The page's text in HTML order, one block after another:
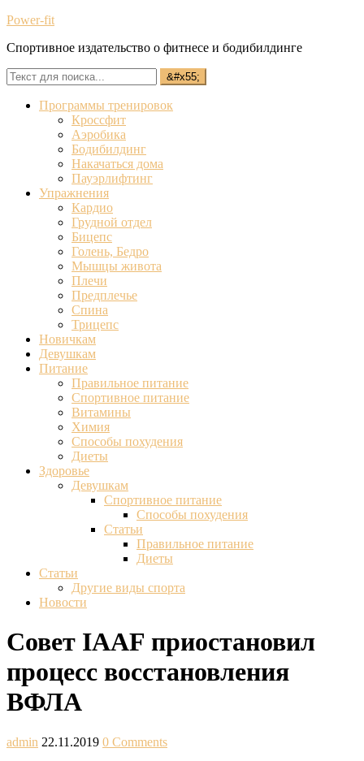
Power-fit
Спортивное издательство о фитнесе и бодибилдинге
Программы тренировок
Кроссфит
Аэробика
Бодибилдинг
Накачаться дома
Пауэрлифтинг
Упражнения
Кардио
Грудной отдел
Бицепс
Голень, Бедро
Мышцы живота
Плечи
Предплечье
Спина
Трицепс
Новичкам
Девушкам
Питание
Правильное питание
Спортивное питание
Витамины
Химия
Способы похудения
Диеты
Здоровье
Девушкам
Спортивное питание
Способы похудения
Статьи
Правильное питание
Диеты
Статьи
Другие виды спорта
Новости
Совет IAAF приостановил
процесс восстановления
ВФЛА
admin 22.11.2019 0 Comments